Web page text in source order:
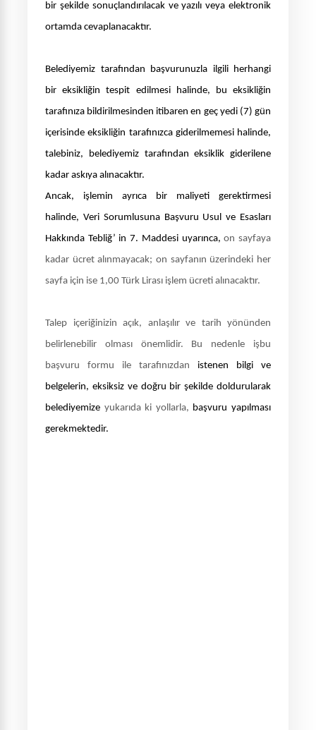
bir şekilde sonuçlandırılacak veyazılı veya elektronik
ortamda cevaplanacaktır.
Belediyemiz tarafından başvurunuzla ilgili herhangi
bir eksikliğin tespit edilmesi halinde, bu eksikliğin
tarafınıza bildirilmesinden itibaren en geç yedi (7) gün
içerisinde eksikliğin tarafınızca giderilmemesi halinde,
talebiniz, belediyemiz tarafından eksiklik giderilene
kadar askıya alınacaktır.
Ancak, işlemin ayrıca bir maliyeti gerektirmesi
halinde, Veri Sorumlusuna Başvuru Usul ve Esasları
Hakkında Tebliğ’ in 7. Maddesi uyarınca, on sayfaya
kadar ücret alınmayacak; on sayfanın üzerindeki her
sayfa için ise 1,00 Türk Lirası işlem ücreti alınacaktır.
Talep içeriğinizin açık, anlaşılır ve tarih yönünden
belirlenebilir olması önemlidir. Bu nedenle işbu
başvuru formu ile tarafınızdan istenen bilgi ve
belgelerin, eksiksiz ve doğru bir şekilde doldurularak
belediyemize yukarıda ki yollarla, başvuru yapılması
gerekmektedir.